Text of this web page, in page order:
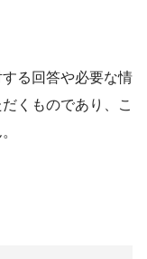
る回答や必要な情
くものであり、こ